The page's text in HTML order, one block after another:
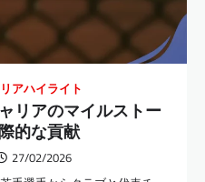
アハイライト
リアのマイルストー
的な貢献
27/02/2026